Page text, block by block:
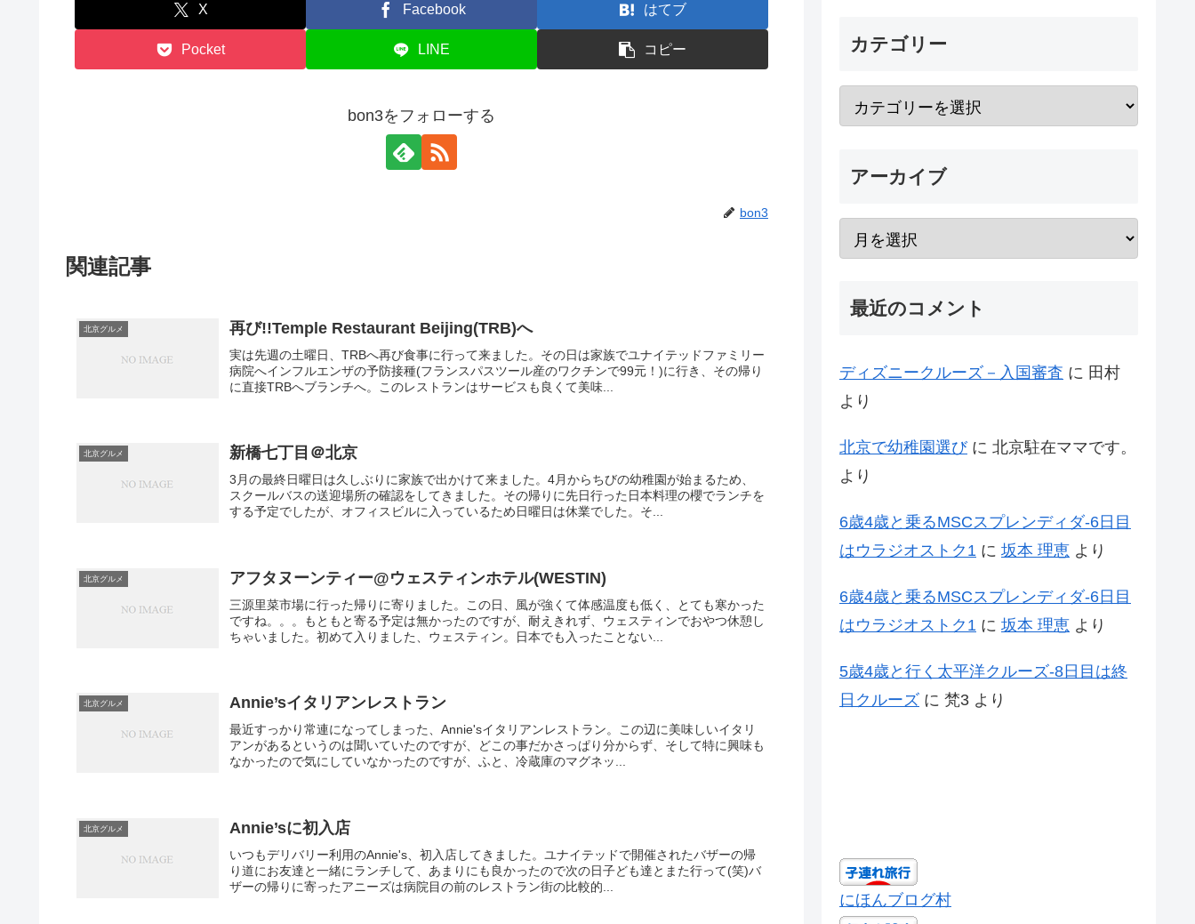
X Facebook はてブ
Pocket LINE コピー
bon3をフォローする
bon3
関連記事
北京グルメ 再び!!Temple Restaurant Beijing(TRB)へ
実は先週の土曜日、TRBへ再び食事に行って来ました。その日は家族でユナイテッドファミリー
病院へインフルエンザの予防接種(フランスパスツール産のワクチンで99元！)に行き、その帰り
に直接TRBへブランチへ。このレストランはサービスも良くて美味...
北京グルメ 新橋七丁目＠北京
3月の最終日曜日は久しぶりに家族で出かけて来ました。4月からちびの幼稚園が始まるため、
スクールバスの送迎場所の確認をしてきました。その帰りに先日行った日本料理の櫻でランチを
する予定でしたが、オフィスビルに入っているため日曜日は休業でした。そ...
北京グルメ アフタヌーンティー@ウェスティンホテル(WESTIN)
三源里菜市場に行った帰りに寄りました。この日、風が強くて体感温度も低く、とても寒かった
ですね。。。もともと寄る予定は無かったのですが、耐えきれず、ウェスティンでおやつ休憩し
ちゃいました。初めて入りました、ウェスティン。日本でも入ったことない...
北京グルメ Annie’sイタリアンレストラン
最近すっかり常連になってしまった、Annie'sイタリアンレストラン。この辺に美味しいイタリ
アンがあるというのは聞いていたのですが、どこの事だかさっぱり分からず、そして特に興味も
なかったので気にしていなかったのですが、ふと、冷蔵庫のマグネッ...
北京グルメ Annie’sに初入店
いつもデリバリー利用のAnnie's、初入店してきました。ユナイテッドで開催されたバザーの帰
り道にお友達と一緒にランチして、あまりにも良かったので次の日子ども達とまた行って(笑)バ
ザーの帰りに寄ったアニーズは病院目の前のレストラン街の比較的...
カテゴリー
アーカイブ
最近のコメント
ディズニークルーズ－入国審査 に 田村
より
北京で幼稚園選びに 北京駐在ママです。
より
6歳4歳と乗るMSCスプレンディダ-6日目
はウラジオストク1 に 坂本 理恵 より
6歳4歳と乗るMSCスプレンディダ-6日目
はウラジオストク1 に 坂本 理恵 より
5歳4歳と行く太平洋クルーズ-8日目は終
日クルーズ に 梵3 より
にほんブログ村